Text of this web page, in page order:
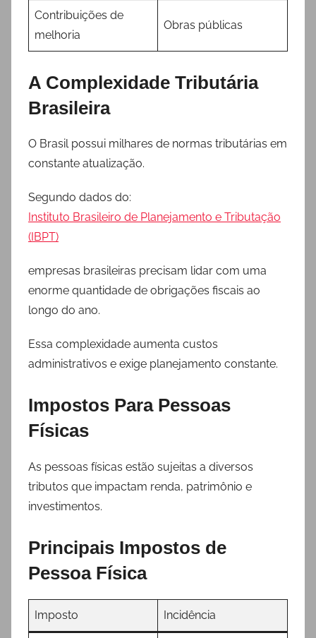
Contribuições de
melhoria
Obras públicas
A Complexidade Tributária
Brasileira
O Brasil possui milhares de normas tributárias em
constante atualização.
Segundo dados do:
Instituto Brasileiro de Planejamento e Tributação
(IBPT)
empresas brasileiras precisam lidar com uma
enorme quantidade de obrigações fiscais ao
longo do ano.
Essa complexidade aumenta custos
administrativos e exige planejamento constante.
Impostos Para Pessoas
Físicas
As pessoas físicas estão sujeitas a diversos
tributos que impactam renda, patrimônio e
investimentos.
Principais Impostos de
Pessoa Física
Imposto Incidência